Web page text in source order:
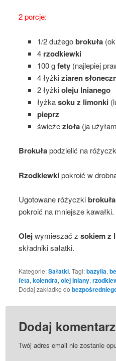
2 porcje:
1/2 dużegobrokuła
4 rzodkiewki
100 gfety (najlepiej
4 łyżkiziaren
2 łyżkioleju lnianego
łyżkasoku z limonki
pieprz
świeżezioła (ja
Brokułapodzielić na
Rzodkiewkipokroić w
Ugotowane różyczkibrokuła
pokroić na mniejsze kawałki.
Olejwymieszać z sokiem z
składniki sałatki.
Kategorie:Sałatki. Tagi:bazylia,
feta, kolendra, olej lniany,
Dodaj zakładkę do
Dodaj komentarz
Twój adres email nie zostanie